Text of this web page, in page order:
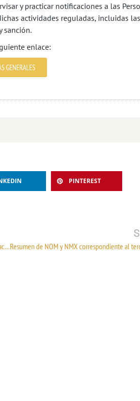
y practicar notificaciones a las
actividades reguladas, incluidas
sanción.
enlace:
GENERALES
PINTEREST
Acuerdo que publica el formato obtener el permiso de generación para autoconsumo interconectado